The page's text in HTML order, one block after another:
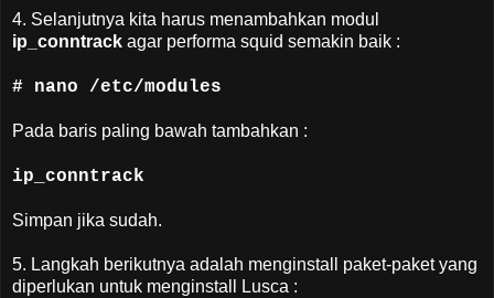
4. Selanjutnya kita harus menambahkan modul
ip_conntrack agar performa squid semakin baik :
# nano /etc/modules
Pada baris paling bawah tambahkan :
ip_conntrack
Simpan jika sudah.
5. Langkah berikutnya adalah menginstall paket-paket yang
diperlukan untuk menginstall Lusca :